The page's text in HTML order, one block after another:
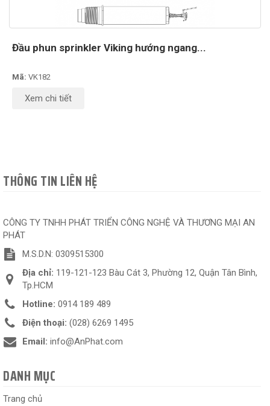
Đầu phun sprinkler Viking hướng ngang...
Mã: VK182
Xem chi tiết
THÔNG TIN LIÊN HỆ
CÔNG TY TNHH PHÁT TRIỂN CÔNG NGHỆ VÀ THƯƠNG MẠI AN
PHÁT
M.S.D.N: 0309515300
Địa chỉ: 119-121-123 Bàu Cát 3, Phường 12, Quận Tân Bình,
Tp.HCM
Hotline: 0914 189 489
Điện thoại: (028) 6269 1495
Email: info@AnPhat.com
DANH MỤC
Trang chủ